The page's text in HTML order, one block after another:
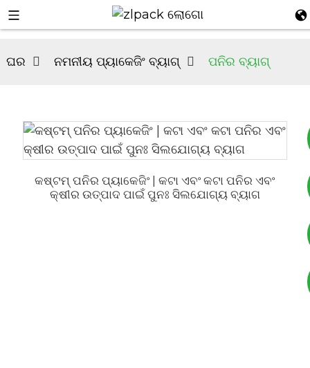
+୮୬୧୭୭୫୩୯୩୩୭୯୨
ଘର ନମନୀୟ ପ୍ୟାକେଜିଂ ବ୍ୟାଗ୍ ପନିର ବ୍ୟାଗ୍
କଷ୍ଟମ୍ ପନିର ପ୍ୟାକେଜିଂ | କଟା ଏବଂ କଟା ପନିର ଏବଂ
କ୍ଷୀର ଉତ୍ପାଦ ପାଇଁ ପୁନଃ ସିଲଯୋଗ୍ୟ ବ୍ୟାଗ